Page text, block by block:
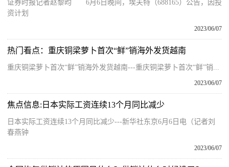
证券时报记者赵黎昀 6月6日晚间，埃夫特（688165）公告，因投
资计划
2023/06/07
热门看点：重庆铜梁萝卜首次“鲜”销海外发货越南
重庆铜梁萝卜首次“鲜”销海外发货越南---重庆铜梁萝卜首次“鲜”销...
2023/06/07
焦点信息:日本实际工资连续13个月同比减少
日本实际工资连续13个月同比减少---新华社东京6月6日电（记者刘
春燕钟
2023/06/07